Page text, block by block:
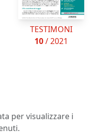
TESTIMONI
10/ 2021
per visualizzare i